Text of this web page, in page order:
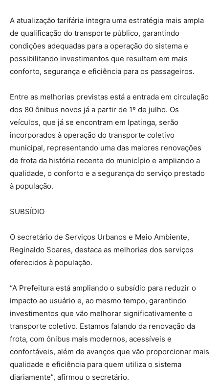
A atualização tarifária integra uma estratégia mais ampla
de qualificação do transporte público, garantindo
condições adequadas para a operação do sistema e
possibilitando investimentos que resultem em mais
conforto, segurança e eficiência para os passageiros.
Entre as melhorias previstas está a entrada em circulação
dos 80 ônibus novos já a partir de 1º de julho. Os
veículos, que já se encontram em Ipatinga, serão
incorporados à operação do transporte coletivo
municipal, representando uma das maiores renovações
de frota da história recente do município e ampliando a
qualidade, o conforto e a segurança do serviço prestado
à população.
SUBSÍDIO
O secretário de Serviços Urbanos e Meio Ambiente,
Reginaldo Soares, destaca as melhorias dos serviços
oferecidos à população.
“A Prefeitura está ampliando o subsídio para reduzir o
impacto ao usuário e, ao mesmo tempo, garantindo
investimentos que vão melhorar significativamente o
transporte coletivo. Estamos falando da renovação da
frota, com ônibus mais modernos, acessíveis e
confortáveis, além de avanços que vão proporcionar mais
qualidade e eficiência para quem utiliza o sistema
diariamente”, afirmou o secretário.